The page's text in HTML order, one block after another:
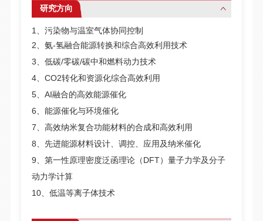
研究方向
1、污染物与温室气体协同控制
2、氨-氢融合能源转换和综合高效利用技术
3、低碳/零碳/碳中和燃料动力技术
4、CO2转化和资源化综合高效利用
5、AI融合的高效能源催化
6、能源催化与环境催化
7、高效纳米复合功能材料的合成和高效利用
8、先进能源材料设计、调控、应用及纳米催化
9、第一性原理密度泛函理论（DFT）量子力学及分子
动力学计算
10、低温等离子体技术